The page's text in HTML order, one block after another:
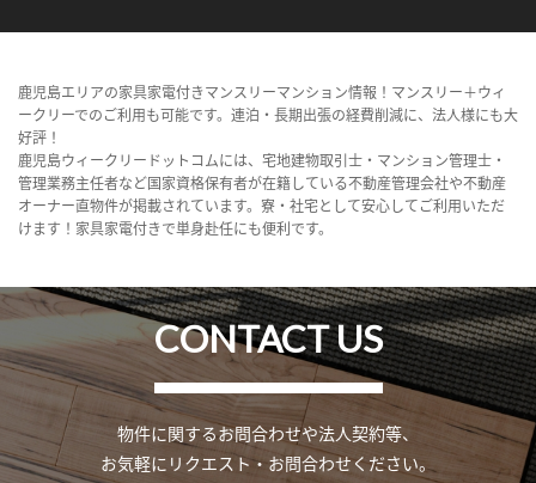
鹿児島エリアの家具家電付きマンスリーマンション情報！マンスリー＋ウィ
ークリーでのご利用も可能です。連泊・長期出張の経費削減に、法人様にも大
好評！
鹿児島ウィークリードットコムには、宅地建物取引士・マンション管理士・
管理業務主任者など国家資格保有者が在籍している不動産管理会社や不動産
オーナー直物件が掲載されています。寮・社宅として安心してご利用いただ
けます！家具家電付きで単身赴任にも便利です。
CONTACT US
物件に関するお問合わせや法人契約等、
お気軽にリクエスト・お問合わせください。